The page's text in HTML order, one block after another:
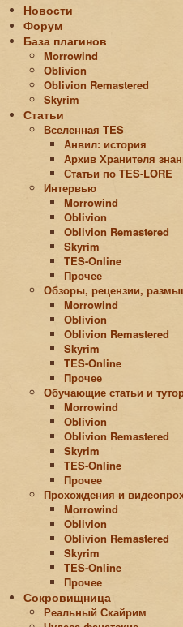
Новости
Форум
База плагинов
Morrowind
Oblivion
Oblivion Remastered
Skyrim
Статьи
Вселенная TES
Анвил: история
Архив Хранителя
Статьи по ТЕS-LORE
Интервью
Morrowind
Oblivion
Oblivion Remastered
Skyrim
TES-Online
Прочее
Обзоры, рецензии,
Morrowind
Oblivion
Oblivion Remastered
Skyrim
TES-Online
Прочее
Обучающие статьи и
Morrowind
Oblivion
Oblivion Remastered
Skyrim
TES-Online
Прочее
Прохождения и
Morrowind
Oblivion
Oblivion Remastered
Skyrim
TES-Online
Прочее
Сокровищница
Реальный Скайрим